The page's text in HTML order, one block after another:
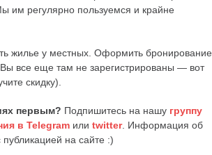
им регулярно пользуемся и крайне
жилье у местных. Оформить бронирование
Вы все еще там не зарегистрированы — вот
скидку).
первым? Подпишитесь на нашу группу
в Telegram или twitter. Информация об
на сайте :)